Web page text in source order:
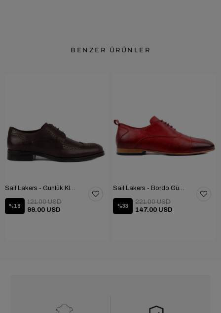
BENZER ÜRÜNLER
Sail Lakers - Günlük Klasik Ayakkabı 101-9604-686
%18
99.00 USD
121.00 USD
Sail Lakers - Bordo Günlük Ayakkabı 101-3413-11464N
%33
147.00 USD
221.00 USD